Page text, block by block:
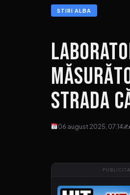
STIRI ALBA
strada
06 august 2025, 07:14✍